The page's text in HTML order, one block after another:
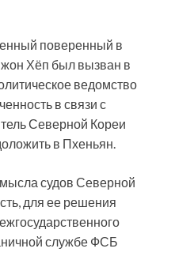
поверенный в
Хёп был вызван в
ведомство
в связи с
Северной Кореи
в Пхеньян.
судов Северной
для ее решения
службе ФСБ